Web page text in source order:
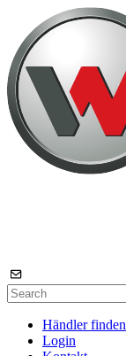
Händler finden
Login